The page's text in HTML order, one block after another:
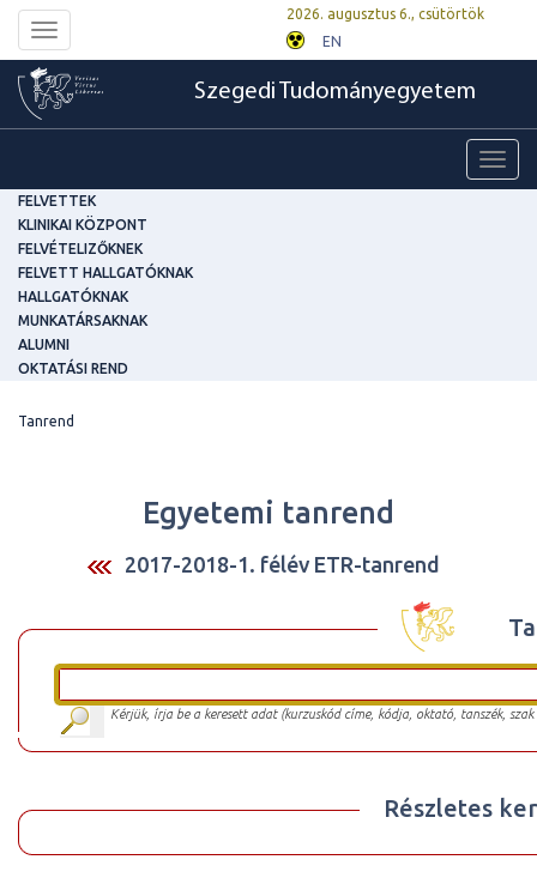
Toggle
navigation
2026. augusztus 6., csütörtök
EN
Szegedi Tudományegyetem
FELVETTEK
KLINIKAI KÖZPONT
FELVÉTELIZŐKNEK
FELVETT HALLGATÓKNAK
HALLGATÓKNAK
MUNKATÁRSAKNAK
ALUMNI
OKTATÁSI REND
Tanrend
Egyetemi tanrend
2017-2018-1. félév ETR-tanrend
Kérjük, írja be a keresett adat (kurzuskód címe, kódja, oktató, tanszék,
Részletes